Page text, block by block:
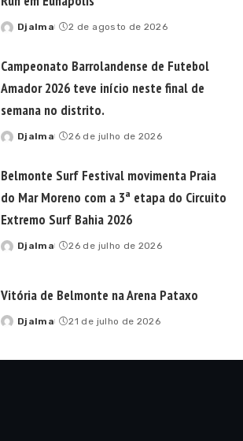
Campeonato Barrolandense de Futebol
Amador 2026 teve início neste final de
Posted
26 de julho de 2026
Belmonte Surf Festival movimenta Praia
do Mar Moreno com a 3ª etapa do Circuito
Posted
26 de julho de 2026
Vitória de Belmonte na Arena Pataxo